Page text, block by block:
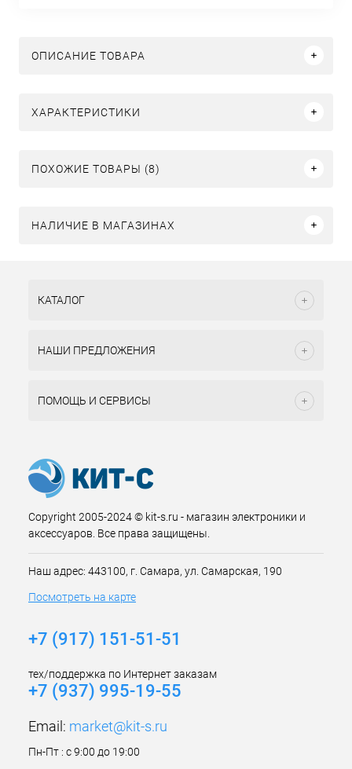
ОПИСАНИЕ ТОВАРА
ХАРАКТЕРИСТИКИ
ПОХОЖИЕ ТОВАРЫ (8)
НАЛИЧИЕ В МАГАЗИНАХ
КАТАЛОГ
НАШИ ПРЕДЛОЖЕНИЯ
ПОМОЩЬ И СЕРВИСЫ
Copyright 2005-2024 © kit-s.ru - магазин электроники и
аксессуаров. Все права защищены.
Наш адрес: 443100, г. Самара, ул. Самарская, 190
Посмотреть на карте
+7 (917) 151-51-51
тех/поддержка по Интернет заказам
+7 (937) 995-19-55
Email: market@kit-s.ru
Пн-Пт : с 9:00 до 19:00